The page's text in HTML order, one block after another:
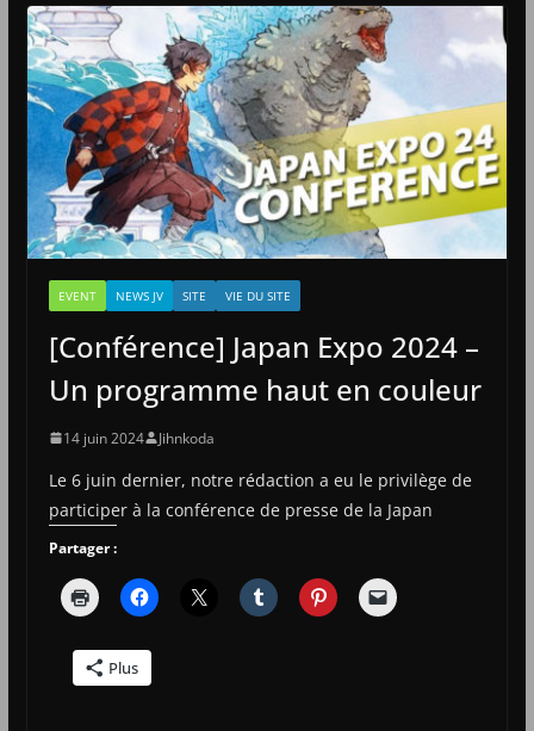
EVENT NEWS JV SITE VIE DU SITE
[Conférence] Japan Expo 2024 –
Un programme haut en couleur
14 juin 2024 Jihnkoda
Le 6 juin dernier, notre rédaction a eu le privilège de
participer à la conférence de presse de la Japan
Partager :
Plus